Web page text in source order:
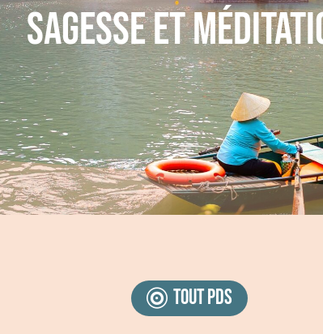
Sagesse et
tout pds